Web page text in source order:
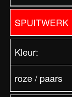
SPUITWERK
Kleur:
roze / paars